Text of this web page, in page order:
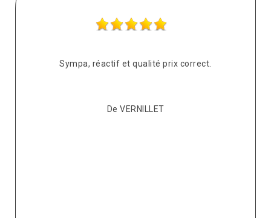
Sympa, réactif et qualité prix correct.
De VERNILLET